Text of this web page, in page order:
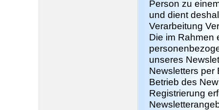
Person zu
und dient
Verarbeitung
Die im Rahmen
unseres
Newsletters per
Betrieb des
Registrierung